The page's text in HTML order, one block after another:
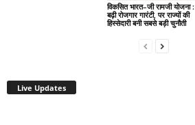
विकसित भारत–जी रामजी योजना :
बढ़ी रोजगार गारंटी, पर राज्यों की
हिस्सेदारी बनी सबसे बड़ी चुनौती
Live Updates